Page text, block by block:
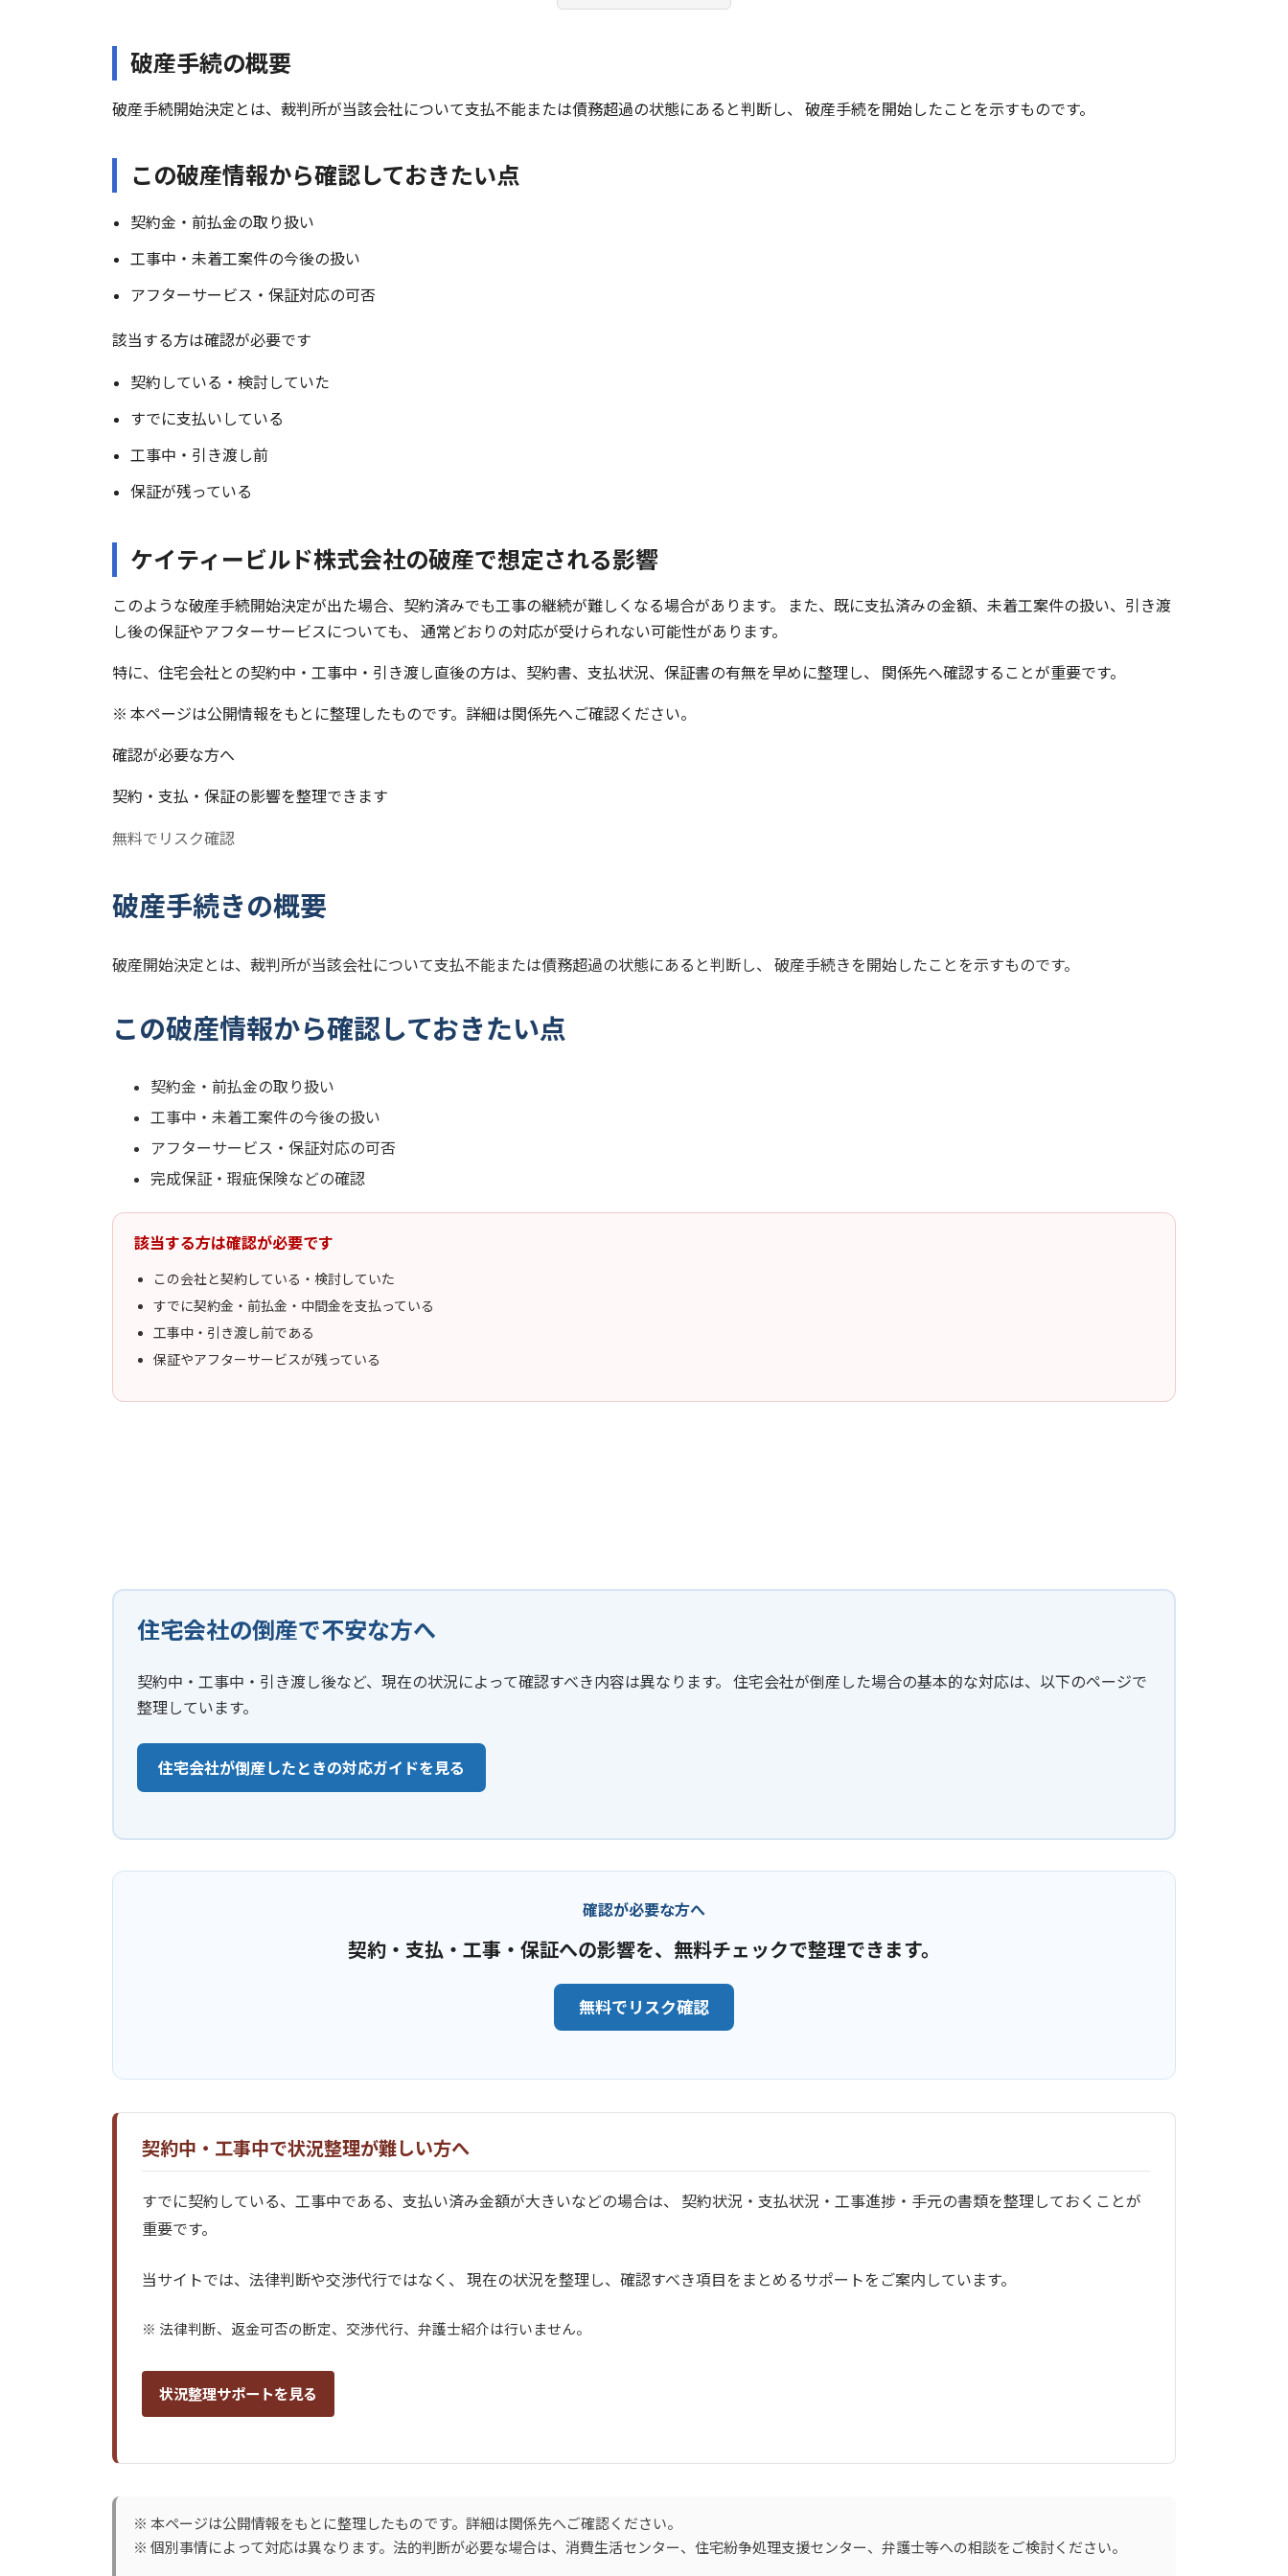
破産手続の概要
破産手続開始決定とは、裁判所が当該会社について支払不能または債務超過の状態にあると判断し、 破産手続を開始したことを示すものです。
この破産情報から確認しておきたい点
契約金・前払金の取り扱い
工事中・未着工案件の今後の扱い
アフターサービス・保証対応の可否
該当する方は確認が必要です
契約している・検討していた
すでに支払いしている
工事中・引き渡し前
保証が残っている
ケイティービルド株式会社の破産で想定される影響
このような破産手続開始決定が出た場合、契約済みでも工事の継続が難しくなる場合があります。 また、既に支払済みの金額、未着工案件の扱い、引き渡
し後の保証やアフターサービスについても、 通常どおりの対応が受けられない可能性があります。
特に、住宅会社との契約中・工事中・引き渡し直後の方は、契約書、支払状況、保証書の有無を早めに整理し、 関係先へ確認することが重要です。
※ 本ページは公開情報をもとに整理したものです。詳細は関係先へご確認ください。
確認が必要な方へ
契約・支払・保証の影響を整理できます
無料でリスク確認
破産手続きの概要
破産開始決定とは、裁判所が当該会社について支払不能または債務超過の状態にあると判断し、 破産手続きを開始したことを示すものです。
この破産情報から確認しておきたい点
契約金・前払金の取り扱い
工事中・未着工案件の今後の扱い
アフターサービス・保証対応の可否
完成保証・瑕疵保険などの確認
該当する方は確認が必要です
この会社と契約している・検討していた
すでに契約金・前払金・中間金を支払っている
工事中・引き渡し前である
保証やアフターサービスが残っている
住宅会社の倒産で不安な方へ
契約中・工事中・引き渡し後など、現在の状況によって確認すべき内容は異なります。 住宅会社が倒産した場合の基本的な対応は、以下のページで
整理しています。
住宅会社が倒産したときの対応ガイドを見る
確認が必要な方へ
契約・支払・工事・保証への影響を、無料チェックで整理できます。
無料でリスク確認
契約中・工事中で状況整理が難しい方へ
すでに契約している、工事中である、支払い済み金額が大きいなどの場合は、 契約状況・支払状況・工事進捗・手元の書類を整理しておくことが
重要です。
当サイトでは、法律判断や交渉代行ではなく、 現在の状況を整理し、確認すべき項目をまとめるサポートをご案内しています。
※ 法律判断、返金可否の断定、交渉代行、弁護士紹介は行いません。
状況整理サポートを見る
※ 本ページは公開情報をもとに整理したものです。詳細は関係先へご確認ください。
※ 個別事情によって対応は異なります。法的判断が必要な場合は、消費生活センター、住宅紛争処理支援センター、弁護士等への相談をご検討ください。